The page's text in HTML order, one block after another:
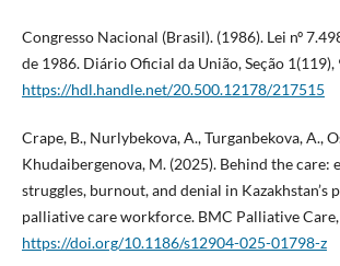
Congresso Nacional (Brasil). (1986). Lei nº
de 1986. Diário Oficial da União, Seção
https://hdl.handle.net/20.500.12178/217515
Crape, B., Nurlybekova, A., Turganbekova, A.,
Khudaibergenova, M. (2025). Behind the care:
struggles, burnout, and denial in Kazakhstan’s
palliative care workforce. BMC Palliative
https://doi.org/10.1186/s12904-025-01798-z